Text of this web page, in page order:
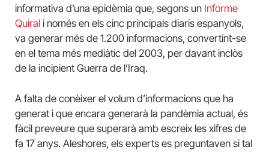
informativa d’una epidèmia que, segons un Informe
Quiral i només en els cinc principals diaris espanyols,
va generar més de 1.200 informacions, convertint-se
en el tema més mediàtic del 2003, per davant inclòs
de la incipient Guerra de l’Iraq.
A falta de conèixer el volum d’informacions que ha
generat i que encara generarà la pandèmia actual, és
fàcil preveure que superarà amb escreix les xifres de
fa 17 anys. Aleshores, els experts es preguntaven si tal